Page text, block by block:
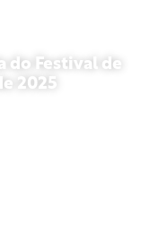
do Festival de
2025